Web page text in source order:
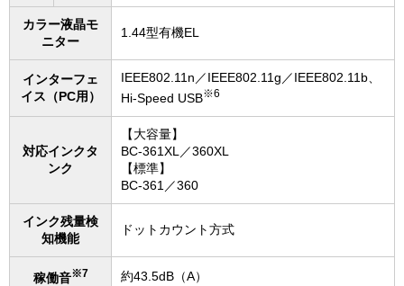
カラー液晶モ
ニター
1.44型有機EL
インターフェ
イス（PC用）
IEEE802.11n／IEEE802.11g／IEEE802.11b、
Hi-Speed USB※6
対応インクタ
ンク
【大容量】
BC-361XL／360XL
【標準】
BC-361／360
インク残量検
知機能
ドットカウント方式
稼働音※7 約43.5dB（A）